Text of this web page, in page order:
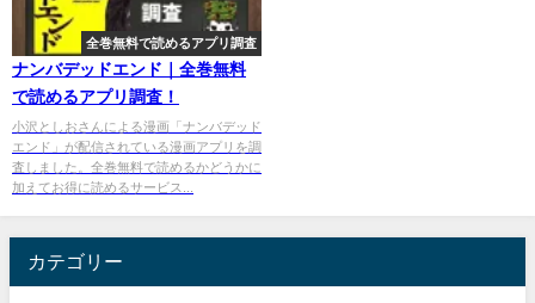
全巻無料で読めるアプリ調査
ナンバデッドエンド｜全巻無料
で読めるアプリ調査！
小沢としおさんによる漫画「ナンバデッド
エンド」が配信されている漫画アプリを調
査しました。全巻無料で読めるかどうかに
加えてお得に読めるサービス...
カテゴリー